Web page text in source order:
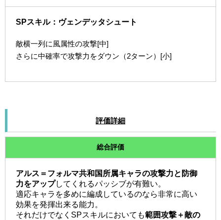
SPスキル：ヴェンデッタシュート
敵横一列に風属性の攻撃[中]
さらに中確率で攻撃力をダウン（2ターン）[小]
評価詳細
総合評価
アルス＝フォルマ共和国所属キャラの攻撃力と防御
力をアップしてくれるパッシブが有難い。
適応キャラを多めに編成しているのなら非常に高い
効果を発揮出来る能力。
それだけでなくSPスキルにおいても範囲攻撃＋敵の